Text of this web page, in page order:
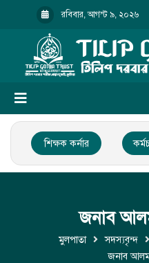
রবিবার, আগস্ট ৯, ২০২৬
শিক্ষক কর্নার
জনাব
মুলপাতা সদস্যবৃন্দ
জনাব